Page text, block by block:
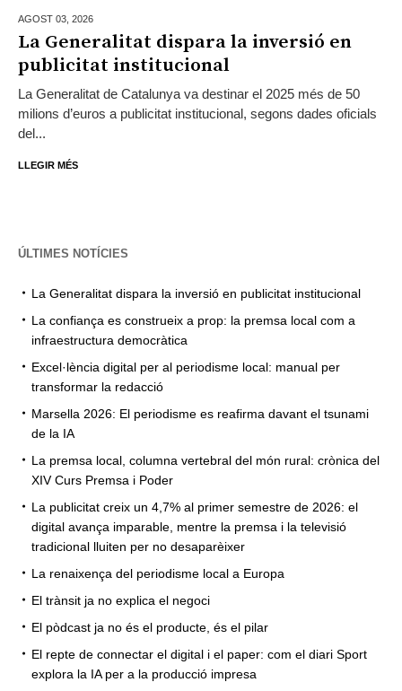
AGOST 03, 2026
La Generalitat dispara la inversió en
publicitat institucional
La Generalitat de Catalunya va destinar el 2025 més de 50
milions d’euros a publicitat institucional, segons dades oficials
del...
LLEGIR MÉS
ÚLTIMES NOTÍCIES
La Generalitat dispara la inversió en publicitat institucional
La confiança es construeix a prop: la premsa local com a
infraestructura democràtica
Excel·lència digital per al periodisme local: manual per
transformar la redacció
Marsella 2026: El periodisme es reafirma davant el tsunami
de la IA
La premsa local, columna vertebral del món rural: crònica del
XIV Curs Premsa i Poder
La publicitat creix un 4,7% al primer semestre de 2026: el
digital avança imparable, mentre la premsa i la televisió
tradicional lluiten per no desaparèixer
La renaixença del periodisme local a Europa
El trànsit ja no explica el negoci
El pòdcast ja no és el producte, és el pilar
El repte de connectar el digital i el paper: com el diari Sport
explora la IA per a la producció impresa